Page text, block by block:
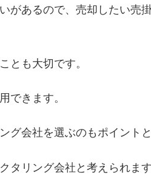
があるので、売却したい売
とも大切です。
できます。
グ会社を選ぶのもポイントと
タリング会社と考えられます